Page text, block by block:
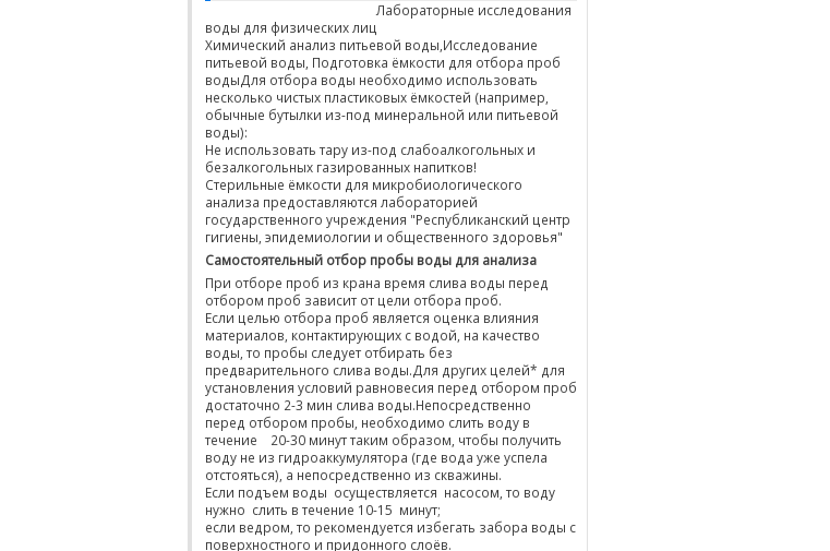
Лабораторные исследования
воды для физических лиц
Химический анализ питьевой воды,Исследование
питьевой воды, Подготовка ёмкости для отбора проб
водыДля отбора воды необходимо использовать
несколько чистых пластиковых ёмкостей (например,
обычные бутылки из-под минеральной или питьевой
воды):
Не использовать тару из-под слабоалкогольных и
безалкогольных газированных напитков!
Стерильные ёмкости для микробиологического
анализа предоставляются лабораторией
государственного учреждения "Республиканский центр
гигиены, эпидемиологии и общественного здоровья"
Самостоятельный отбор пробы воды для анализа
При отборе проб из крана время слива воды перед
отбором проб зависит от цели отбора проб.
Если целью отбора проб является оценка влияния
материалов, контактирующих с водой, на качество
воды, то пробы следует отбирать без
предварительного слива воды.Для других целей* для
установления условий равновесия перед отбором проб
достаточно 2-3 мин слива воды.Непосредственно
перед отбором пробы, необходимо слить воду в
течение 20-30 минут таким образом, чтобы получить
воду не из гидроаккумулятора (где вода уже успела
отстояться), а непосредственно из скважины.
Если подъем воды осуществляется насосом, то воду
нужно слить в течение 10-15 минут;
если ведром, то рекомендуется избегать забора воды с
поверхностного и придонного слоёв.